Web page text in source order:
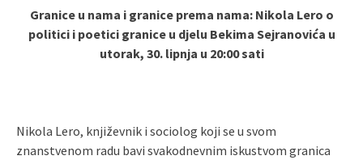
Granice u nama i granice prema nama: Nikola Lero o
politici i poetici granice u djelu Bekima Sejranovića u
utorak, 30. lipnja u 20:00 sati
Nikola Lero, književnik i sociolog koji se u svom
znanstvenom radu bavi svakodnevnim iskustvom granica